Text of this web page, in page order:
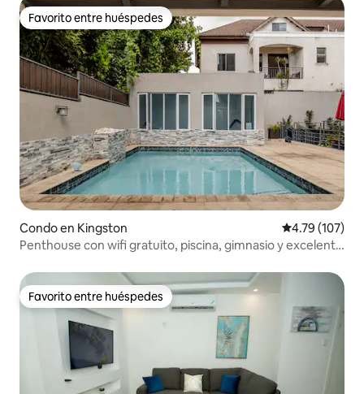
Favorito entre huéspedes
Favorito entre huéspedes
Condo en Kingston Calificación
4.79 (107)
Penthouse con wifi gratuito, piscina, gimnasio y excelente
Favorito entre huéspedes
Favorito entre huéspedes